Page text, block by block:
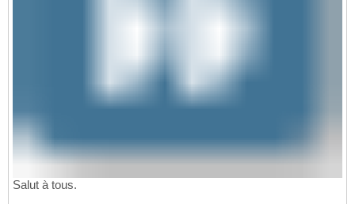
Salut à tous.